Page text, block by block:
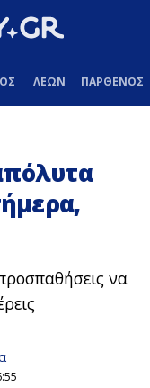
ΛΕΩΝ ΠΑΡΘΕΝΟΣ
να